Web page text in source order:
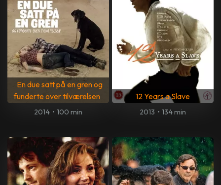
En due satt på en gren og
funderte over tilværelsen
2014 • 100 min
12 Years a Slave
2013 • 134 min